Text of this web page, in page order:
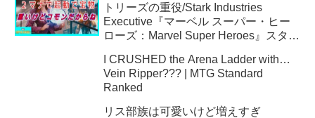
トリーズの重役/Stark Industries
Executive『マーベル スーパー・ヒー
ローズ：Marvel Super Heroes』スタン
I CRUSHED the Arena Ladder with…
Vein Ripper??? | MTG Standard
Ranked
リス部族は可愛いけど増えすぎ